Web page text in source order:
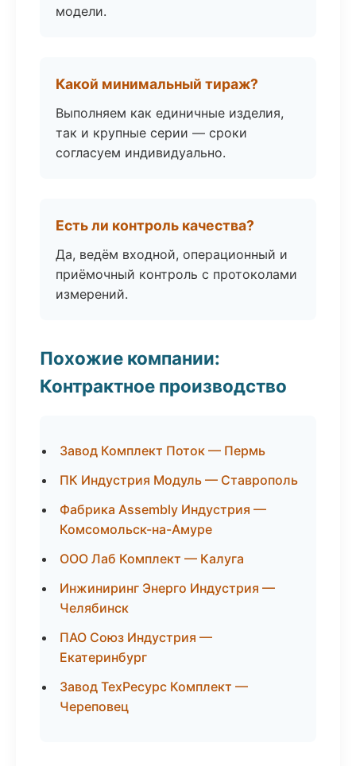
модели.
Какой минимальный тираж?
Выполняем как единичные изделия,
так и крупные серии — сроки
согласуем индивидуально.
Есть ли контроль качества?
Да, ведём входной, операционный и
приёмочный контроль с протоколами
измерений.
Похожие компании:
Контрактное производство
Завод Комплект Поток — Пермь
ПК Индустрия Модуль — Ставрополь
Фабрика Assembly Индустрия —
Комсомольск-на-Амуре
ООО Лаб Комплект — Калуга
Инжиниринг Энерго Индустрия —
Челябинск
ПАО Союз Индустрия —
Екатеринбург
Завод ТехРесурс Комплект —
Череповец